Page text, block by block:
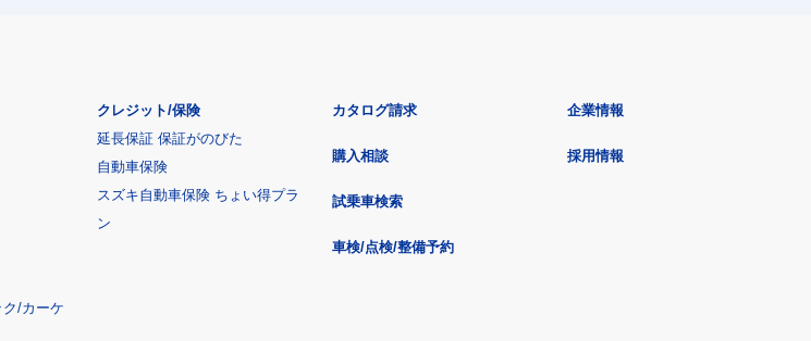
/カーケ
クレジット/保険
延長保証 保証がのびた
自動車保険
スズキ自動車保険 ちょい得プラ
ン
カタログ請求
購入相談
試乗車検索
車検/点検/整備予約
企業情報
採用情報